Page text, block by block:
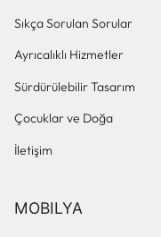
Sıkça Sorulan Sorular
Ayrıcalıklı Hizmetler
Sürdürülebilir Tasarım
Çocuklar ve Doğa
İletişim
MOBILYA